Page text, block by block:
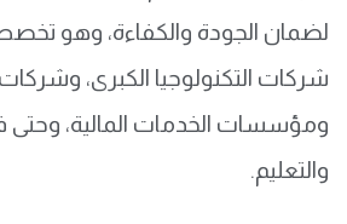
لضمان الجودة والكفاءة، وهو
شركات التكنولوجيا الكبرى، وشركات
ومؤسسات الخدمات المالية،
والتعليم.